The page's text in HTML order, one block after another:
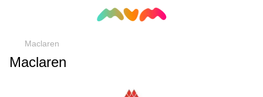
Maclaren
Maclaren